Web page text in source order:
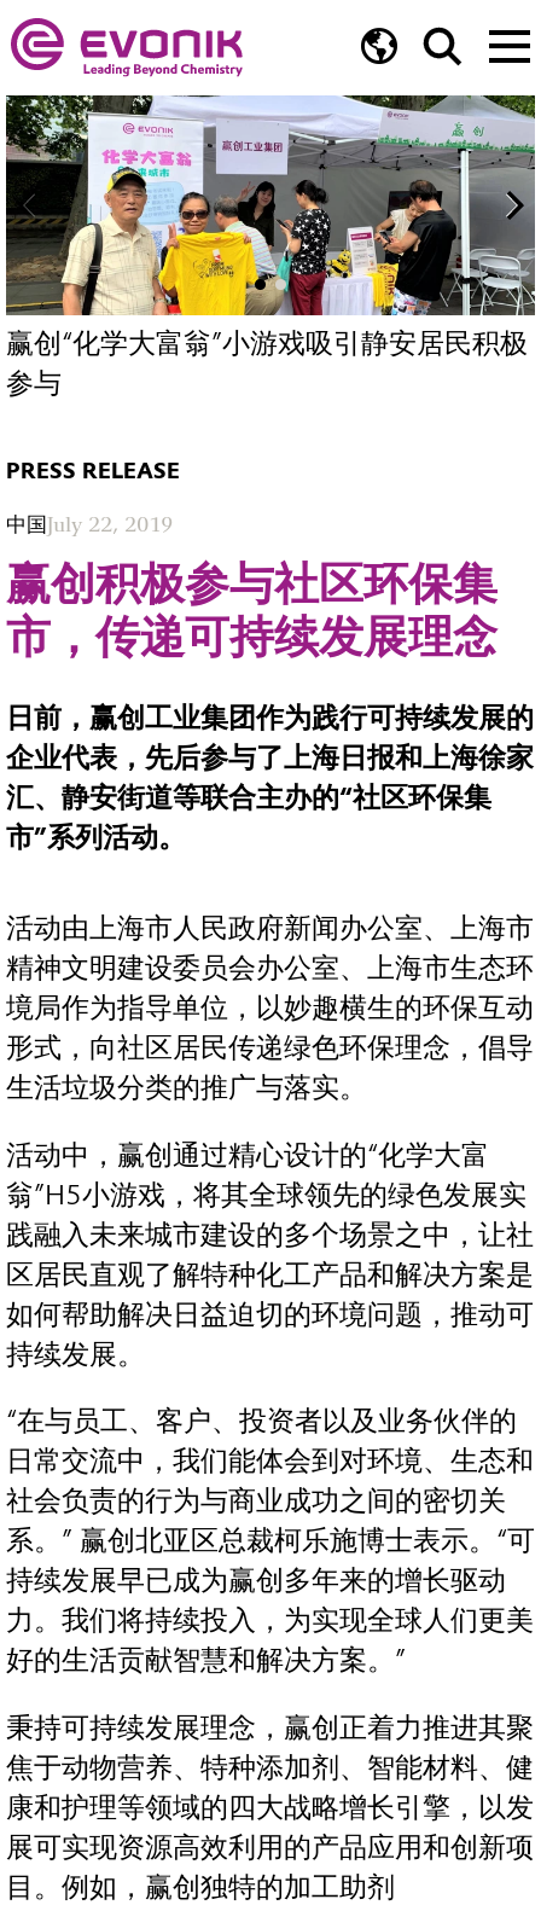
赢创“化学大富翁”小游戏吸引静安居民积极
参与
PRESS RELEASE
中国July 22, 2019
赢创积极参与社区环保集
市，传递可持续发展理念
日前，赢创工业集团作为践行可持续发展的
企业代表，先后参与了上海日报和上海徐家
汇、静安街道等联合主办的“社区环保集
市”系列活动。
活动由上海市人民政府新闻办公室、上海市
精神文明建设委员会办公室、上海市生态环
境局作为指导单位，以妙趣横生的环保互动
形式，向社区居民传递绿色环保理念，倡导
生活垃圾分类的推广与落实。
活动中，赢创通过精心设计的“化学大富
翁”H5小游戏，将其全球领先的绿色发展实
践融入未来城市建设的多个场景之中，让社
区居民直观了解特种化工产品和解决方案是
如何帮助解决日益迫切的环境问题，推动可
持续发展。
“在与员工、客户、投资者以及业务伙伴的
日常交流中，我们能体会到对环境、生态和
社会负责的行为与商业成功之间的密切关
系。” 赢创北亚区总裁柯乐施博士表示。“可
持续发展早已成为赢创多年来的增长驱动
力。我们将持续投入，为实现全球人们更美
好的生活贡献智慧和解决方案。”
秉持可持续发展理念，赢创正着力推进其聚
焦于动物营养、特种添加剂、智能材料、健
康和护理等领域的四大战略增长引擎，以发
展可实现资源高效利用的产品应用和创新项
目。例如，赢创独特的加工助剂